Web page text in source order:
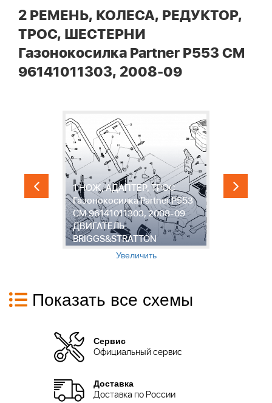
2 РЕМЕНЬ, КОЛЕСА, РЕДУКТОР,
ТРОС, ШЕСТЕРНИ
Газонокосилка Partner P553 CM
96141011303, 2008-09
1 НОЖ, АДАПТЕР, ТРОС
Газонокосилка Partner P553
CM 96141011303, 2008-09
ДВИГАТЕЛЬ
BRIGGS&STRATTON
Увеличить
Показать все схемы
Сервис
Официальный сервис
Доставка
Доставка по России